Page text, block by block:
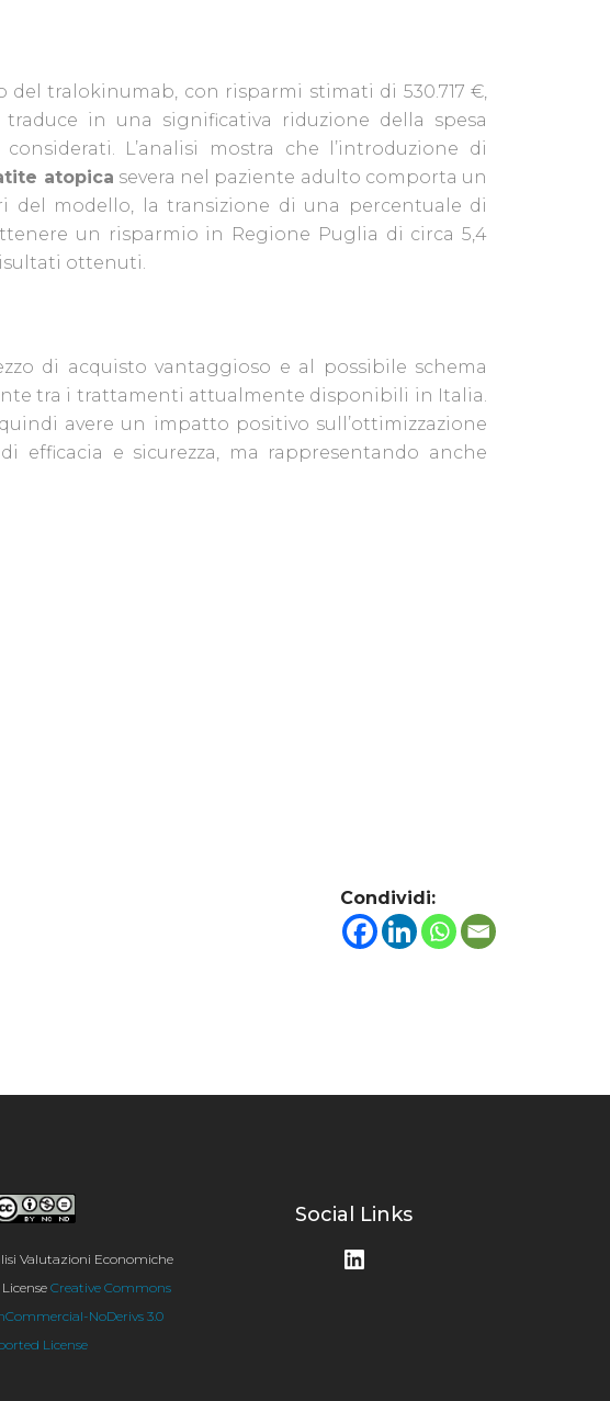
tralokinumab, con risparmi stimati di 530.717 €,
in una significativa riduzione della spesa
L’analisi mostra che l’introduzione di
atopica severa nel paziente adulto comporta un
del modello, la transizione di una percentuale di
un risparmio in Regione Puglia di circa 5,4
ottenuti.
di acquisto vantaggioso e al possibile schema
tra i trattamenti attualmente disponibili in Italia.
avere un impatto positivo sull’ottimizzazione
efficacia e sicurezza, ma rappresentando anche
Condividi:
Valutazioni Economiche
Creative Commons
NoDerivs 3.0
License
Social Links
LinkedIn